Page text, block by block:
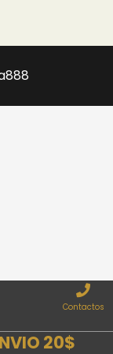
Contactos
20$